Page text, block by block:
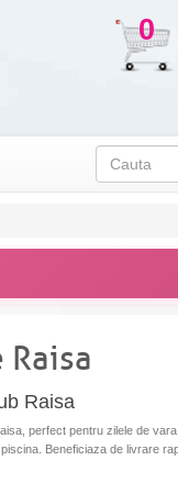
0
Raisa
perfect pentru zilele de
Beneficiaza de livrare